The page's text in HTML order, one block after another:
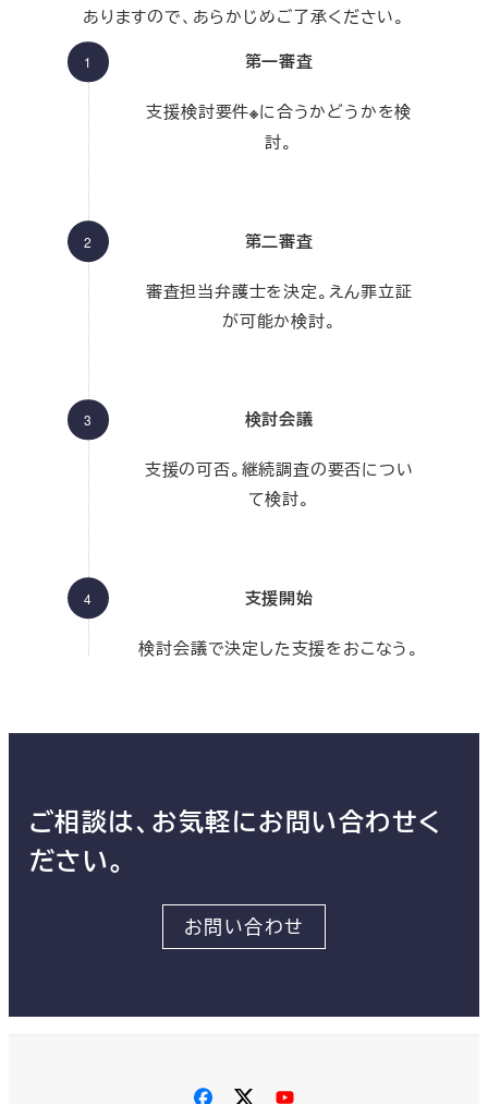
ありますので、あらかじめご了承ください。
第一審査
支援検討要件※に合うかどうかを検
討。
第二審査
審査担当弁護士を決定。えん罪立証
が可能か検討。
検討会議
支援の可否。継続調査の要否につい
て検討。
支援開始
検討会議で決定した支援をおこなう。
ご相談は、お気軽にお問い合わせく
ださい。
お問い合わせ